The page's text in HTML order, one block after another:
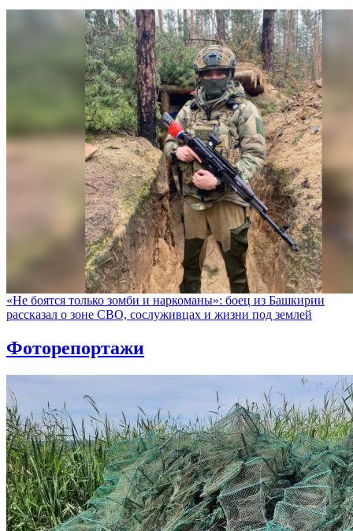
«Не боятся только зомби и наркоманы»: боец из Башкирии
рассказал о зоне СВО, сослуживцах и жизни под землей
Фоторепортажи